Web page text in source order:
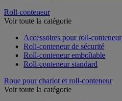
Roll-conteneur
Voir toute la catégorie
Accessoires pour roll-conteneur
Roll-conteneur de sécurité
Roll-conteneur emboîtable
Roll-conteneur standard
Roue pour chariot et roll-conteneur
Voir toute la catégorie